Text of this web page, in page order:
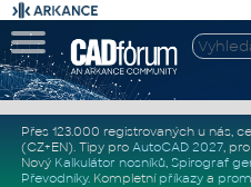
Přes 123.000 registrovaných u nás,
(CZ+EN). Tipy pro AutoCAD 2027, pro
Nový Kalkulátor nosníků, Spirograf
Převodníky. Kompletní příkazya